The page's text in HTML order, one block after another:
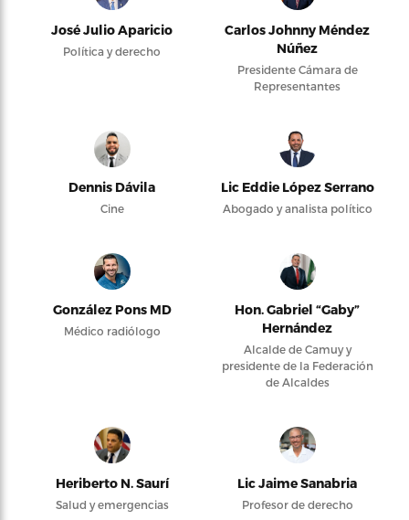
José Julio Aparicio
Política y derecho
Carlos Johnny Méndez
Núñez
Presidente Cámara de
Representantes
Dennis Dávila
Cine
Lic Eddie López Serrano
Abogado y analista político
González Pons MD
Médico radiólogo
Hon. Gabriel “Gaby”
Hernández
Alcalde de Camuy y
presidente de la Federación
de Alcaldes
Heriberto N. Saurí
Salud y emergencias
Lic Jaime Sanabria
Profesor de derecho